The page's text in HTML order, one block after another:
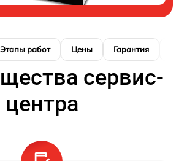
Этапы работ Цены Гарантия
сервис-
центра